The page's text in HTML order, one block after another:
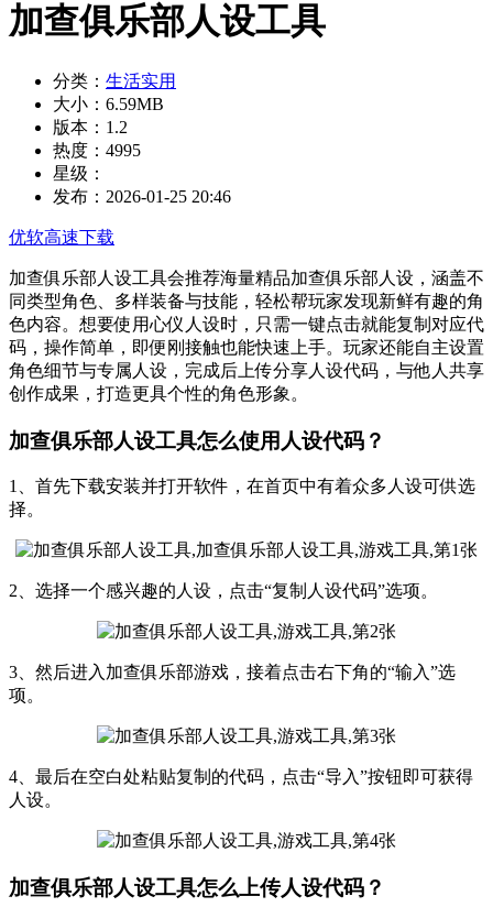
加查俱乐部人设工具
分类： 生活实用
大小： 6.59MB
版本： 1.2
热度： 4995
星级：
发布： 2026-01-25 20:46
优软高速下载
加查俱乐部人设工具会推荐海量精品加查俱乐部人设，涵盖不
同类型角色、多样装备与技能，轻松帮玩家发现新鲜有趣的角
色内容。想要使用心仪人设时，只需一键点击就能复制对应代
码，操作简单，即便刚接触也能快速上手。玩家还能自主设置
角色细节与专属人设，完成后上传分享人设代码，与他人共享
创作成果，打造更具个性的角色形象。
加查俱乐部人设工具怎么使用人设代码？
1、首先下载安装并打开软件，在首页中有着众多人设可供选
择。
2、选择一个感兴趣的人设，点击“复制人设代码”选项。
3、然后进入加查俱乐部游戏，接着点击右下角的“输入”选
项。
4、最后在空白处粘贴复制的代码，点击“导入”按钮即可获得
人设。
加查俱乐部人设工具怎么上传人设代码？